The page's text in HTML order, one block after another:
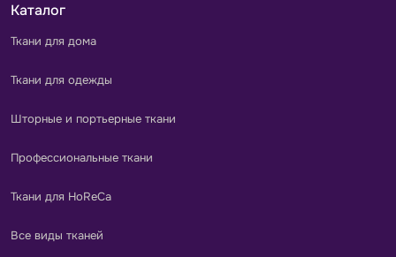
Каталог
Ткани для дома
Ткани для одежды
Шторные и портьерные ткани
Профессиональные ткани
Ткани для HoReCa
Все виды тканей